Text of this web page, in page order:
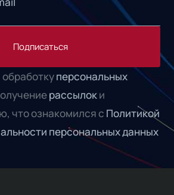
Подписаться
персональных
рассылоки
что ознакомился с Политикой
персональных данных